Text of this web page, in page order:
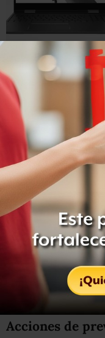
“Debido a que en los
emergencia sanitaria
la forma de
del plano físico al
aprovecharon el
principalmente
experiencia en el
sociales y hacerse
compañeros de
mercantiles o
La Policía
por ciberdelitos
plataformas y a
https://t.co/
— SSC CDMX
Acciones de